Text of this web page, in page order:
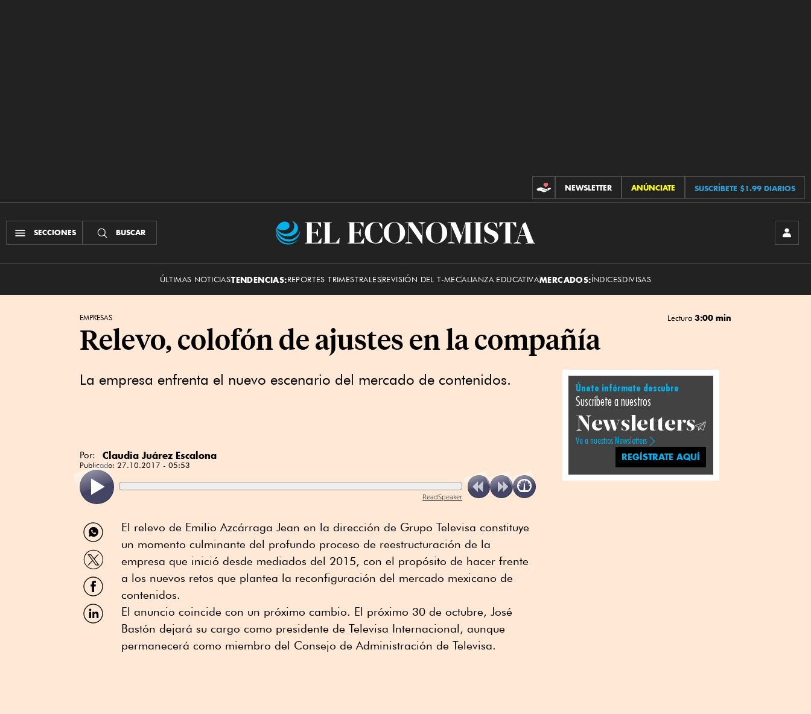
CONTRIBUCIONES
NEWSLETTER ANÚNCIATE SUSCRÍBETE $1.99 DIARIOS
SECCIONES BUSCAR
El
ÚLTIMAS NOTICIASTENDENCIAS:REPORTES TRIMESTRALESREVISIÓN DEL T-MECALIANZA EDUCATIVAMERCADOS:ÍNDICESDIVISAS
EMPRESAS Lectura 3:00 min
Relevo, colofón de ajustes en la compañía
La empresa enfrenta el nuevo escenario del mercado de contenidos.
Por: Claudia Juárez Escalona
Publicado: 27.10.2017 - 05:53
ReadSpeaker
Compartir
por
WhatsApp
Compartir
por
Twitter
Compartir
por
Facebook
Compartir
por
El relevo de Emilio Azcárraga Jean en la dirección de Grupo Televisa constituye
un momento culminante del profundo proceso de reestructuración de la
empresa que inició desde mediados del 2015, con el propósito de hacer frente
a los nuevos retos que plantea la reconfiguración del mercado mexicano de
contenidos.
El anuncio coincide con un próximo cambio. El próximo 30 de octubre, José
Bastón dejará su cargo como presidente de Televisa Internacional, aunque
permanecerá como miembro del Consejo de Administración de Televisa.
Únete infórmate descubre
Suscríbete a nuestros
Newsletters
Ve a nuestros Newsletters
REGÍSTRATE AQUÍ